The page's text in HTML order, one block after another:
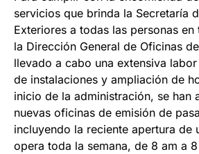
servicios que brinda la Secretaría
Exteriores a todas las personas
la Dirección General de Oficinas
llevado a cabo una extensiva
de instalaciones y ampliación de
inicio de la administración, se han
nuevas oficinas de emisión de
incluyendo la reciente apertura de
opera toda la semana, de 8 am a